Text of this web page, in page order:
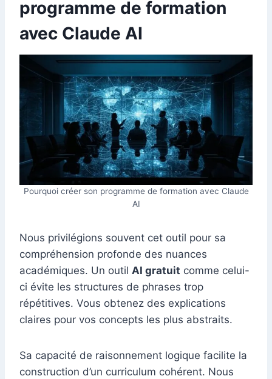
programme de formation
avec Claude AI
Pourquoi créer son programme de formation avec Claude
AI
Nous privilégions souvent cet outil pour sa
compréhension profonde des nuances
académiques. Un outil AI gratuit comme celui-
ci évite les structures de phrases trop
répétitives. Vous obtenez des explications
claires pour vos concepts les plus abstraits.
Sa capacité de raisonnement logique facilite la
construction d’un curriculum cohérent. Nous